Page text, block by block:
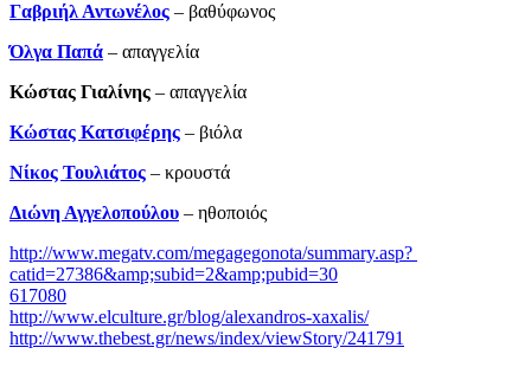
Γαβριήλ Αντωνέλος – βαθύφωνος
Όλγα Παπά – απαγγελία
Κώστας Γιαλίνης ­– απαγγελία
Κώστας Κατσιφέρης – βιόλα
Νίκος Τουλιάτος – κρουστά
Διώνη Αγγελοπούλου – ηθοποιός
http://www.megatv.com/megagegonota/summary.asp?
catid=27386&amp;subid=2&amp;pubid=30
617080
http://www.elculture.gr/blog/alexandros-xaxalis/
http://www.thebest.gr/news/index/viewStory/241791